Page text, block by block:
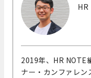
HR
2019年、HR NOTE
ナー・カンファレン